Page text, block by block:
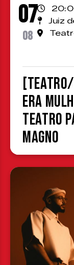
07
08
Juiz
era
Teatro
Magno